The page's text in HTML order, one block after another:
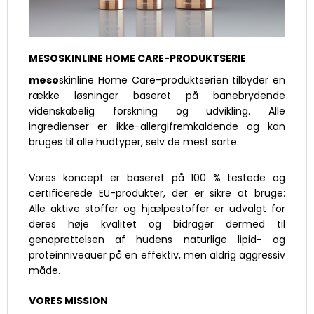
MESOSKINLINE HOME CARE-PRODUKTSERIE
mesoskinline Home Care-produktserien tilbyder en
række løsninger baseret på banebrydende
videnskabelig forskning og udvikling. Alle
ingredienser er ikke-allergifremkaldende og kan
bruges til alle hudtyper, selv de mest sarte.
Vores koncept er baseret på 100 % testede og
certificerede EU-produkter, der er sikre at bruge:
Alle aktive stoffer og hjælpestoffer er udvalgt for
deres høje kvalitet og bidrager dermed til
genoprettelsen af hudens naturlige lipid- og
proteinniveauer på en effektiv, men aldrig aggressiv
måde.
VORES MISSION